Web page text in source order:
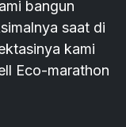
bangun
saat di
kami
Eco-marathon